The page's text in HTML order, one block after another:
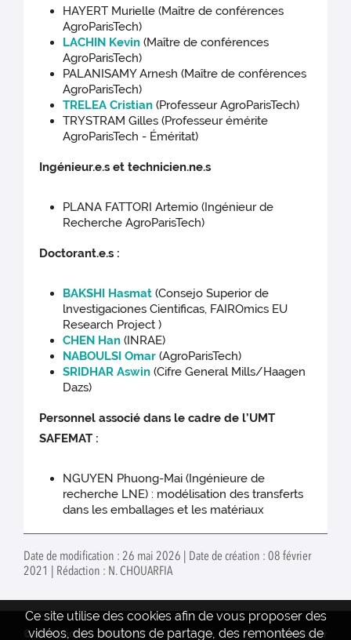
HAYERT Murielle (Maître de conférences
AgroParisTech)
LACHIN Kevin (Maître de conférences
AgroParisTech)
PALANISAMY Arnesh (Maître de conférences
AgroParisTech)
TRELEA Cristian (Professeur AgroParisTech)
TRYSTRAM Gilles (Professeur émérite
AgroParisTech - Éméritat)
Ingénieur.e.s et technicien.ne.s
PLANA FATTORI Artemio (Ingénieur de
Recherche AgroParisTech)
Doctorant.e.s :
BAKSHI Hasmat (Consejo Superior de
lnvestigaciones Cientificas, FAIROmics EU
Research Project )
CHEN Han (INRAE)
NABOULSI Omar (AgroParisTech)
SRIDHAR Aswin (Cifre General Mills/Haagen
Dazs)
Personnel associé dans le cadre de l’UMT
SAFEMAT :
NGUYEN Phuong-Mai (Ingénieure de
recherche LNE) : modélisation des transferts
dans les emballages et les matériaux
Date de modification : 26 mai 2026 | Date de création : 08 février
2021 | Rédaction : N. CHOUARFIA
Ce site utilise des cookies afin de vous proposer des
vidéos, des boutons de partage, des remontées de
© INRAE 2022 INTRANET www.inrae.fr